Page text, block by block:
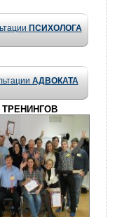
ПСИХОЛОГА
АДВОКАТА